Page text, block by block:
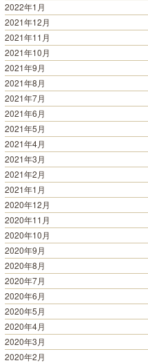
2022年1月
2021年12月
2021年11月
2021年10月
2021年9月
2021年8月
2021年7月
2021年6月
2021年5月
2021年4月
2021年3月
2021年2月
2021年1月
2020年12月
2020年11月
2020年10月
2020年9月
2020年8月
2020年7月
2020年6月
2020年5月
2020年4月
2020年3月
2020年2月